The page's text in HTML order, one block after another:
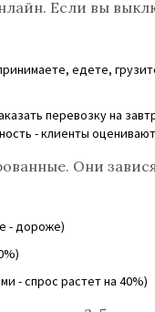
Если вы
едете,
перевозку на
- клиенты
Они
- дороже)
- спрос растет на 40%)